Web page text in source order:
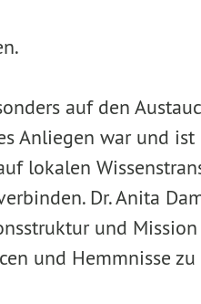
auf den
Anliegen war und
lokalen
Dr. Anita
und
und Hemmnisse